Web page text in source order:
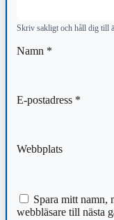
Skriv sakligt och håll dig till
Namn *
E-postadress *
Webbplats
Spara mitt namn,
webbläsare till nästa